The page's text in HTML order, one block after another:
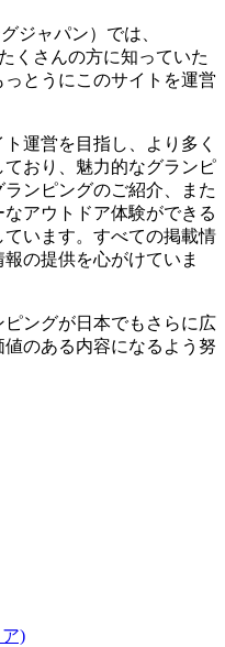
ジャパン）では、
くさんの方に知っていた
とうにこのサイトを運営
運営を目指し、より多く
おり、魅力的なグランピ
ンピングのご紹介、また
アウトドア体験ができる
います。すべての掲載情
の提供を心がけていま
ングが日本でもさらに広
のある内容になるよう努
)